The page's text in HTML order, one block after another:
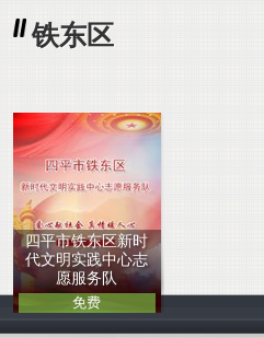
铁东区
四平市铁东区新时
代文明实践中心志
愿服务队
中国人
免费